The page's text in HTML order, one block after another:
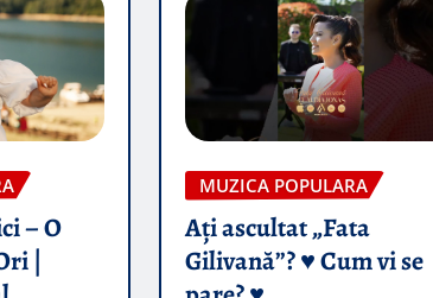
– O
|
MUZICA POPULARA
Ați ascultat „Fata
Gilivană”? ♥️ Cum vi se